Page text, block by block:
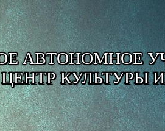
АВТОНОМНОЕ
КУЛЬТУРЫ